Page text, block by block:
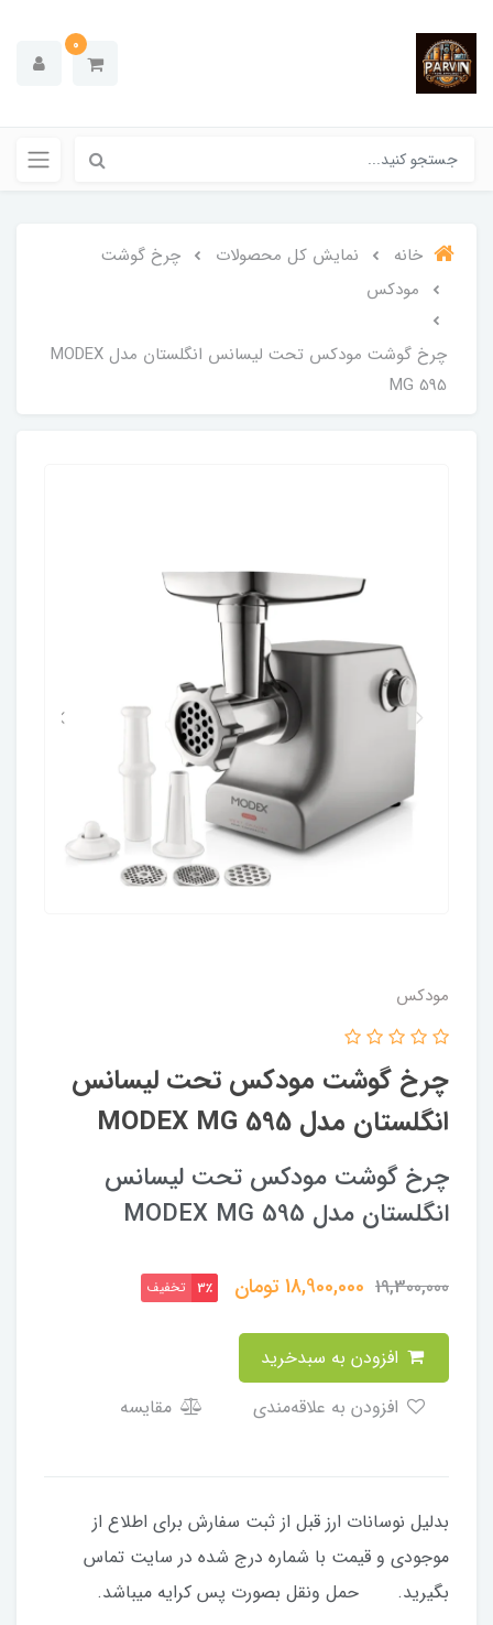
0
خانه نمایش کل محصولات
چرخ گوشت
مودکس
چرخ گوشت مودکس تحت لیسانس انگلستان مدل MODEX
MG 595
مودکس
چرخ گوشت مودکس تحت لیسانس
انگلستان مدل MODEX MG 595
چرخ گوشت مودکس تحت لیسانس
انگلستان مدل MODEX MG 595
19,300,000
18,900,000تومان 3٪ تخفیف
مقایسه
​​​​بدلیل نوسانات ارز قبل از ثبت سفارش برای اطلاع از
موجودی و قیمت با شماره درج شده در سایت تماس
بگیرید. حمل ونقل بصورت پس کرایه میباشد.